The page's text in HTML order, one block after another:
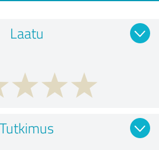
Laatu
Tutkimus